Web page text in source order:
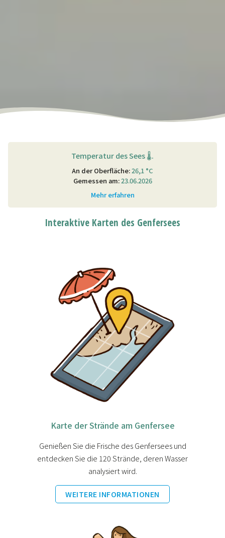
Temperatur des Sees 🌡.
An der Oberfläche:26,1 °C
Gemessen am:23.06.2026
Mehr erfahren
Interaktive Karten des Genfersees
Karte der Strände am Genfersee
Genießen Sie die Frische des Genfersees und
entdecken Sie die 120 Strände, deren Wasser
analysiert wird.
WEITERE INFORMATIONEN